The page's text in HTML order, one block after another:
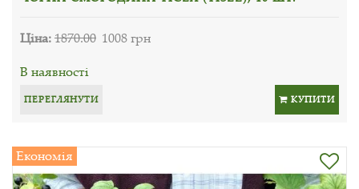
Ціна:1870.00 1008 грн
В наявності
ПЕРЕГЛЯНУТИ КУПИТИ
Економія